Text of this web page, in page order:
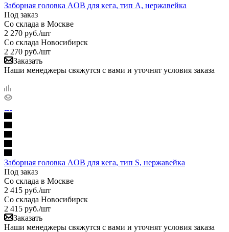
Заборная головка AOB для кега, тип А, нержавейка
Под заказ
Со склада в Москве
2 270 руб./шт
Со склада Новосибирск
2 270 руб./шт
Заказать
Наши менеджеры свяжутся с вами и уточнят условия заказа
Заборная головка AOB для кега, тип S, нержавейка
Под заказ
Со склада в Москве
2 415 руб./шт
Со склада Новосибирск
2 415 руб./шт
Заказать
Наши менеджеры свяжутся с вами и уточнят условия заказа